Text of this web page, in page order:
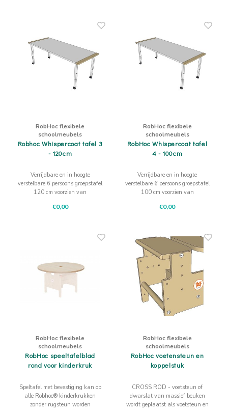
RobHoc flexibele
schoolmeubels
Robhoc Whispercoat tafel 3
- 120cm
Verrijdbare en in hoogte
verstelbare 6 persoons groepstafel
120 cm voorzien van
tafeleinde. De toplaag is voorzien
€0,00
RobHoc flexibele
schoolmeubels
RobHoc Whispercoat tafel
4 - 100cm
Verrijdbare en in hoogte
verstelbare 6 persoons groepstafel
100 cm voorzien van
tafeleinde. De toplaag is voorzien
€0,00
RobHoc flexibele
schoolmeubels
RobHoc speeltafelblad
rond voor kinderkruk
Speltafel met bevestiging kan op
alle Robhoc® kinderkrukken
zonder rugsteun worden
RobHoc flexibele
schoolmeubels
RobHoc voetensteun en
koppelstuk
CROSS ROD - voetsteun of
dwarslat van massief beuken
wordt geplaatst als voetsteun en